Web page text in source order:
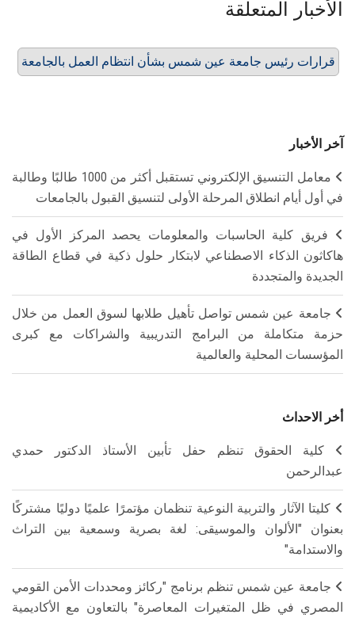
الأخبار المتعلقة
قرارات رئيس جامعة عين شمس بشأن انتظام العمل بالجامعة
آخر الأخبار
معامل التنسيق الإلكتروني تستقبل أكثر من 1000 طالبًا وطالبة
في أول أيام انطلاق المرحلة الأولى لتنسيق القبول بالجامعات
فريق كلية الحاسبات والمعلومات يحصد المركز الأول في
هاكاثون الذكاء الاصطناعي لابتكار حلول ذكية في قطاع الطاقة
الجديدة والمتجددة
جامعة عين شمس تواصل تأهيل طلابها لسوق العمل من خلال
حزمة متكاملة من البرامج التدريبية والشراكات مع كبرى
المؤسسات المحلية والعالمية
أخر الاحداث
كلية الحقوق تنظم حفل تأبين الأستاذ الدكتور حمدي
عبدالرحمن
كليتا الآثار والتربية النوعية تنظمان مؤتمرًا علميًا دوليًا مشتركًا
بعنوان "الألوان والموسيقى: لغة بصرية وسمعية بين التراث
والاستدامة"
جامعة عين شمس تنظم برنامج "ركائز ومحددات الأمن القومي
المصري في ظل المتغيرات المعاصرة" بالتعاون مع الأكاديمية